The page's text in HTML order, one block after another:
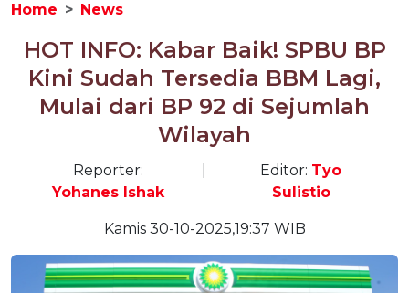
Home News
HOT INFO: Kabar Baik! SPBU BP
Kini Sudah Tersedia BBM Lagi,
Mulai dari BP 92 di Sejumlah
Wilayah
Reporter:
Yohanes Ishak
Editor: Tyo
Sulistio
Kamis 30-10-2025,19:37 WIB